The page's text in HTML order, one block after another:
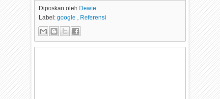
Diposkan oleh Dewie
Label:google , Referensi